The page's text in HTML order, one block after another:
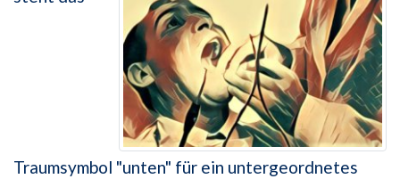
Traumsymbol "unten" für ein untergeordnetes